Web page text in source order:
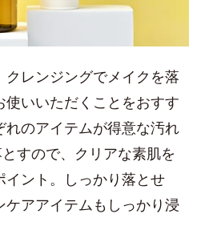
レンジングでメイクを落
使いいただくことをおすす
のアイテムが得意な汚れ
すので、クリアな素肌を
イント。しっかり落とせ
アアイテムもしっかり浸